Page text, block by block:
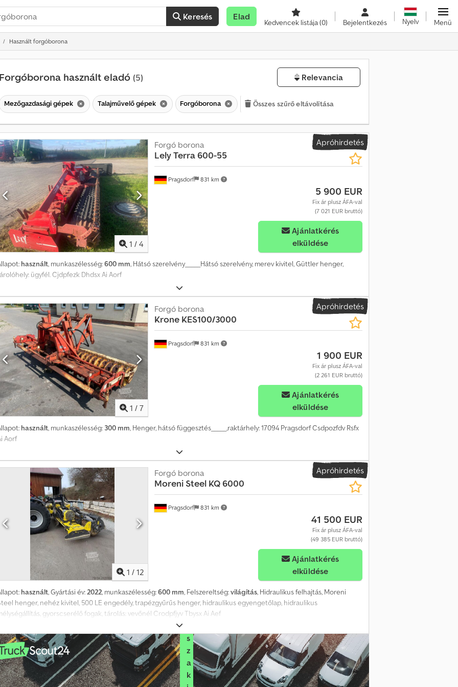
Keresés Elad
Kedvencek listája(0) Bejelentkezés Nyelv Menü
Használt forgóborona
használt eladó (5) Relevancia
Mezőgazdasági gépek Talajművelő gépek Forgóborona Összes szűrő eltávolítása
Apróhirdetés
1 / 4
Pragsdorf 831 km
Forgó borona
LelyTerra 600-55
5 900 EUR
Fix ár plusz ÁFA-val
(7 021 EUR bruttó)
Ajánlatkérés
elküldése
használt, munkaszélesség:600 mm, Hátsó szerelvény_____Hátsó szerelvény, merev kivitel, Güttler henger,
ügyfél. Cjdpfezk Dhdsx Ai Aorf
Apróhirdetés
1 / 7
Pragsdorf 831 km
Forgó borona
Krone KES100/3000
1 900 EUR
Fix ár plusz ÁFA-val
(2 261 EUR bruttó)
Ajánlatkérés
elküldése
használt, munkaszélesség: 300 mm, Henger, hátsó függesztés_____,raktárhely: 17094 Pragsdorf Csdpozfdv Rsfx
Aorf
Apróhirdetés
1 / 12
Pragsdorf 831 km
Forgó borona
Moreni Steel KQ 6000
41 500 EUR
Fix ár plusz ÁFA-val
(49 385 EUR bruttó)
Ajánlatkérés
elküldése
használt, Gyártási év:2022, munkaszélesség:600 mm, Felszereltség:világítás, Hidraulikus felhajtás, Moreni
henger, nehéz kivitel, 500 LE engedély, trapézgyűrűs henger, hidraulikus egyengetőlap, hidraulikus
gyorscserélő fogak, tárolás: vevőnél Crodpfjyv Tbysx Ai Aef
H
v
o
t
n
1
4
0
0
0
á
i
m
e
g
k
e
r
á
l
a
s
z
a
k